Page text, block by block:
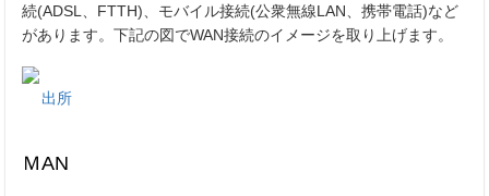
続(ADSL、FTTH)、モバイル接続(公衆無線LAN、携帯電話)など
があります。下記の図でWAN接続のイメージを取り上げます。
出所
ＭAN